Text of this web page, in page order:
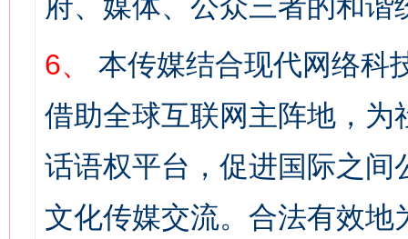
6、
本传媒结合现代网络科
借助全球互联网主阵地，
话语权平台，促进国际之
文化传媒交流。合法有效地